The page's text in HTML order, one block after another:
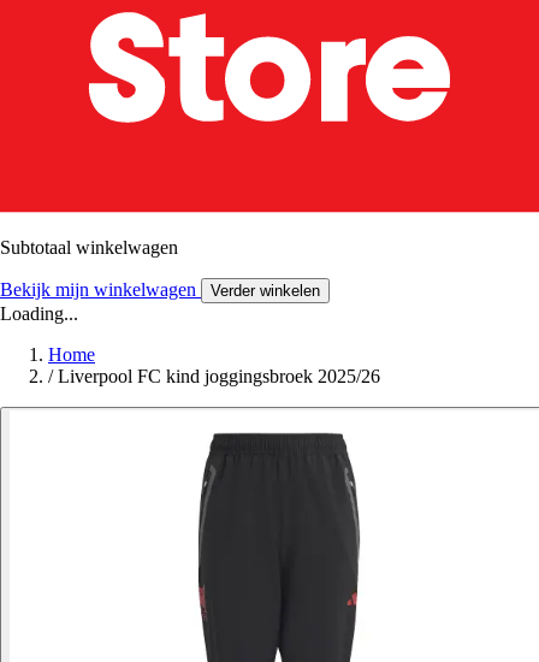
Subtotaal winkelwagen
Bekijk mijn winkelwagen Verder winkelen
Loading...
Home
/ Liverpool FC kind joggingsbroek 2025/26